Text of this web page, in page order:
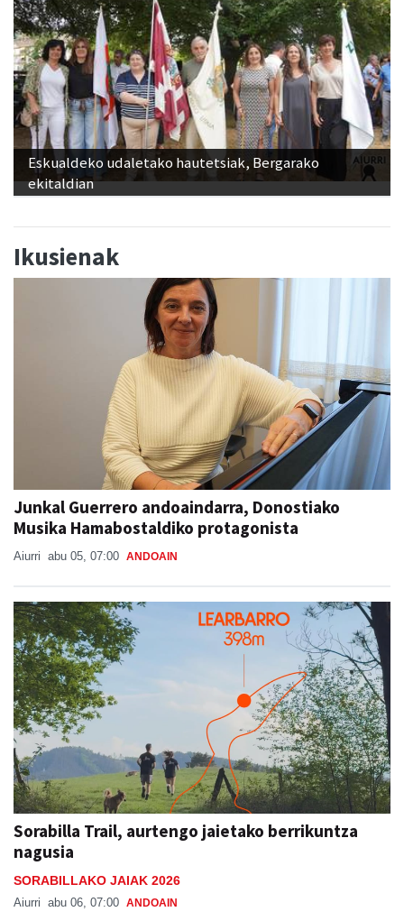
Eskualdeko udaletako hautetsiak, Bergarako
ekitaldian
Ikusienak
Junkal Guerrero andoaindarra, Donostiako
Musika Hamabostaldiko protagonista
Aiurri abu 05, 07:00 ANDOAIN
Sorabilla Trail, aurtengo jaietako berrikuntza
nagusia
SORABILLAKO JAIAK 2026
Aiurri abu 06, 07:00 ANDOAIN